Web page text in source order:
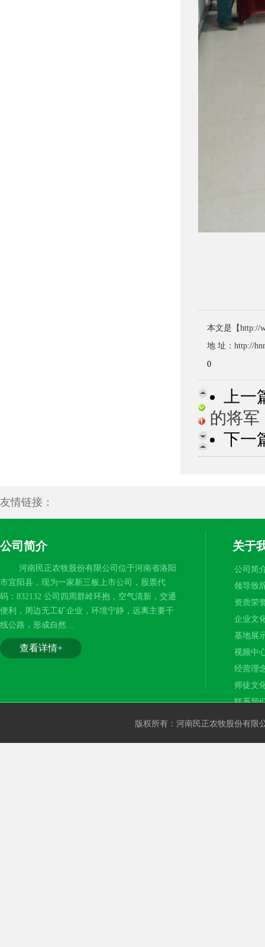
本文是【http://
地 址：http://
0
上一
的将军
下一
友情链接：
公司简介
河南民正农牧股份有限公司位于河南省洛阳
市宜阳县，现为一家新三板上市公司，股票代
码：832132 公司四周群岭环抱，空气清新，交通
便利，周边无工矿企业，环境宁静，远离主要干
线公路，形成自然…
查看详情+
关于
公司简
领导致
资质荣
企业文
基地展
视频中
经营理
师徒文
联系我
版权所有：河南民正农牧股份有